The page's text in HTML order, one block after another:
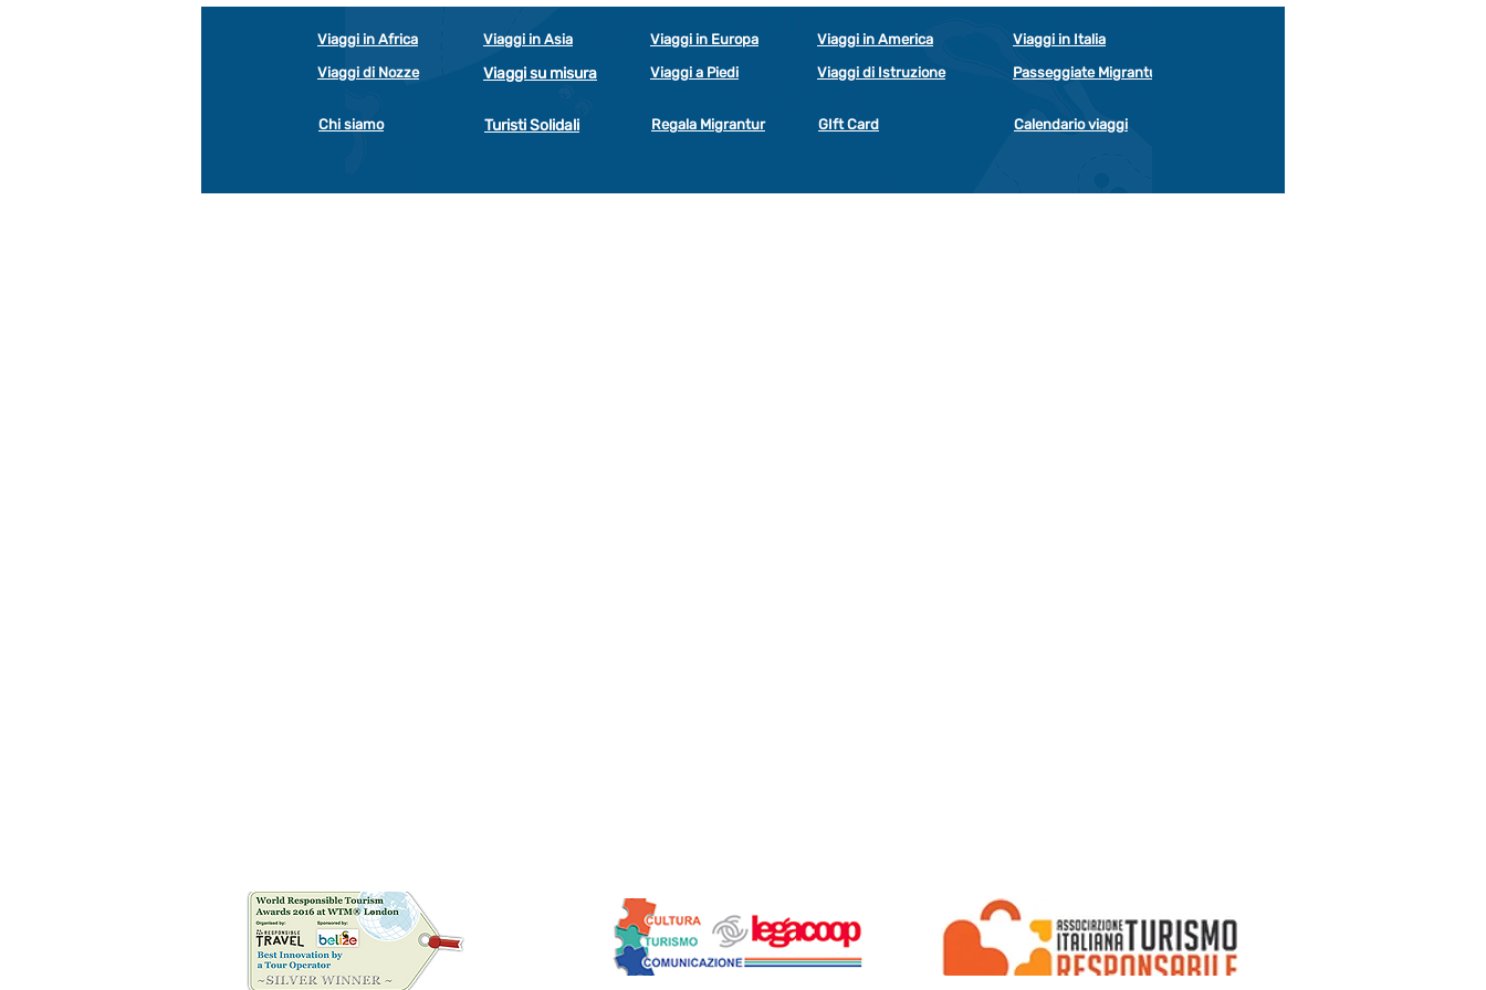
Viaggi in Africa Viaggi in Asia Viaggi in Europa Viaggi in America
Viaggi in Italia
Viaggi di Nozze
Viaggi su misura Viaggi a Piedi Viaggi di Istruzione Passeggiate Migrantur
Chi siamo Turisti Solidali Regala Migrantur GIft Card Calendario viaggi